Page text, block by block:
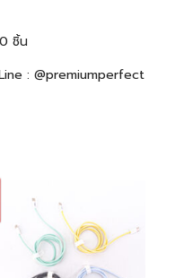
ชิ้น
: @premiumperfect